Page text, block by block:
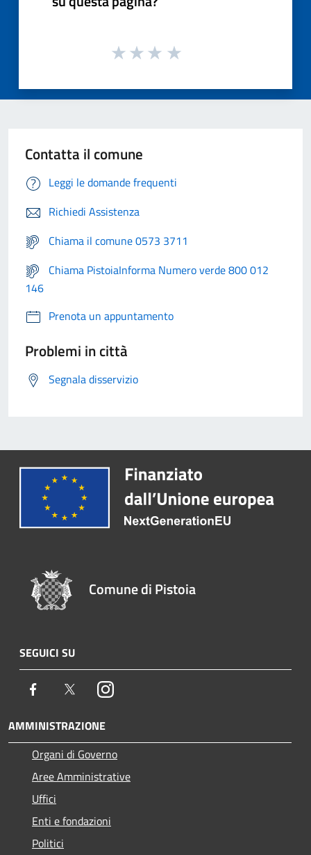
Contatta il comune
Leggi le domande frequenti
Richiedi Assistenza
Chiama il comune 0573 3711
Chiama PistoiaInforma Numero verde 800 012
146
Prenota un appuntamento
Problemi in città
Segnala disservizio
Comune di Pistoia
SEGUICI SU
Facebook TwitterInstagram
AMMINISTRAZIONE
Organi di Governo
Aree Amministrative
Uffici
Enti e fondazioni
Politici